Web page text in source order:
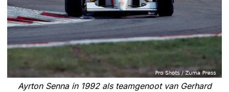
Ayrton Senna in 1992 als teamgenoot van Gerhard